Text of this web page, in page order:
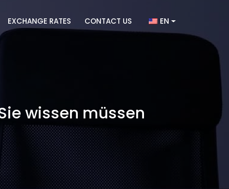
EXCHANGE RATES CONTACT US EN
wissen müssen